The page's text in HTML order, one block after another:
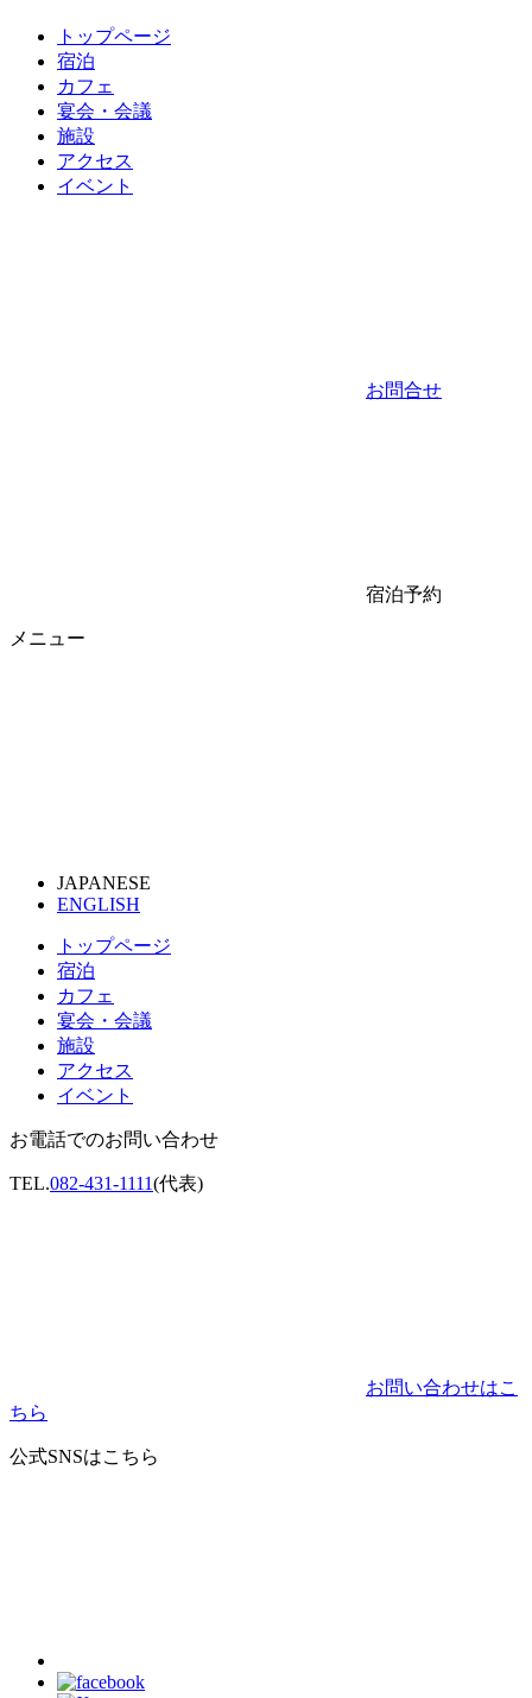
トップページ
宿泊
カフェ
宴会・会議
施設
アクセス
イベント
お問合せ
宿泊予約
メニュー
JAPANESE
ENGLISH
トップページ
宿泊
カフェ
宴会・会議
施設
アクセス
イベント
お電話でのお問い合わせ
TEL.082-431-1111(代表)
お問い合わせはこ
ちら
公式SNSはこちら